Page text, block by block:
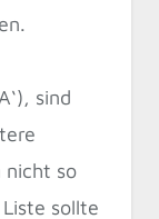
sind
nicht so
Liste sollte